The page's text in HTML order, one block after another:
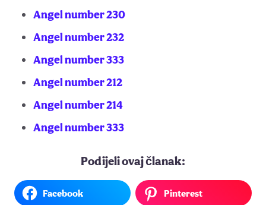
Angel number 230
Angel number 232
Angel number 333
Angel number 212
Angel number 214
Angel number 333
Podijeli ovaj članak:
Facebook Pinterest